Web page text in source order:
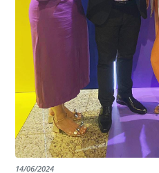
14/06/2024